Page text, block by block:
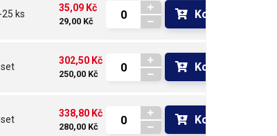
ks
35,09 Kč
29,00 Kč
Koupit
302,50 Kč
250,00 Kč
Koupit
338,80 Kč
280,00 Kč
Koupit